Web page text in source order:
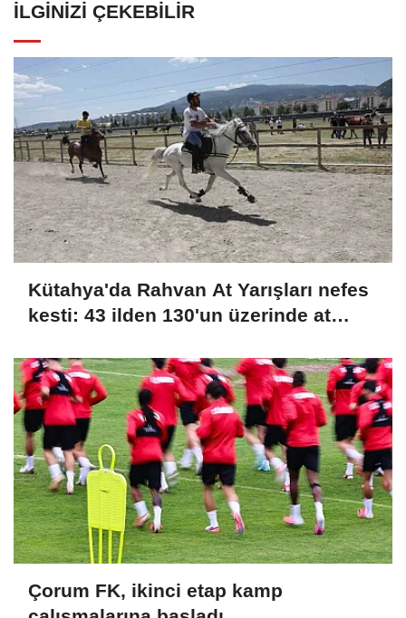
İLGINIZI ÇEKEBILIR
Kütahya'da Rahvan At Yarışları nefes
kesti: 43 ilden 130'un üzerinde at
Çorum FK, ikinci etap kamp